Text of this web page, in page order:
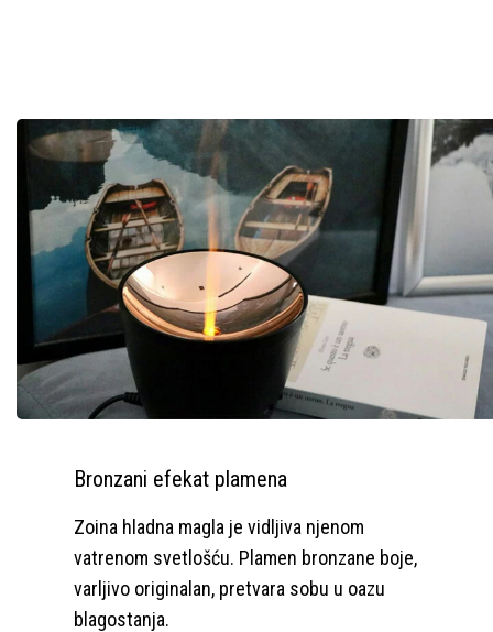
Bronzani efekat plamena
Zoina hladna magla je vidljiva njenom
vatrenom svetlošću. Plamen bronzane boje,
varljivo originalan, pretvara sobu u oazu
blagostanja.